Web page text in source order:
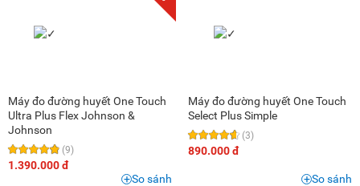
Máy đo đường huyết One Touch
Ultra Plus Flex Johnson &
Johnson
(9)
1.390.000 đ
So sánh
Máy đo đường huyết One Touch
Select Plus Simple
(3)
890.000 đ
So sánh